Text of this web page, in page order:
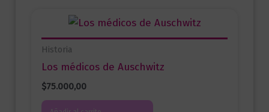
Historia
Los médicos de Auschwitz
$75.000,00